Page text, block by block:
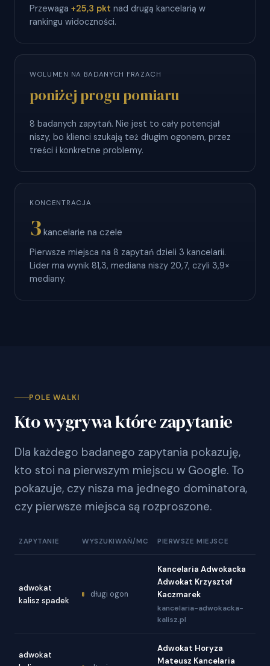
Przewaga +25,3 pkt nad drugą kancelarią w
rankingu widoczności.
WOLUMEN NA BADANYCH FRAZACH
poniżej progu pomiaru
8 badanych zapytań. Nie jest to cały potencjał
niszy, bo klienci szukają też długim ogonem, przez
treści i konkretne problemy.
KONCENTRACJA
3 kancelarie na czele
Pierwsze miejsca na 8 zapytań dzieli 3 kancelarii.
Lider ma wynik 81,3, mediana niszy 20,7, czyli 3,9×
mediany.
POLE WALKI
Kto wygrywa które zapytanie
Dla każdego badanego zapytania pokazuję,
kto stoi na pierwszym miejscu w Google. To
pokazuje, czy nisza ma jednego dominatora,
czy pierwsze miejsca są rozproszone.
ZAPYTANIE WYSZUKIWAŃ/MC PIERWSZE MIEJSCE
adwokat
kalisz spadek
długi ogon
Kancelaria Adwokacka
Adwokat Krzysztof
Kaczmarek
kancelaria-adwokacka-
kalisz.pl
adwokat
Adwokat Horyza
Mateusz Kancelaria